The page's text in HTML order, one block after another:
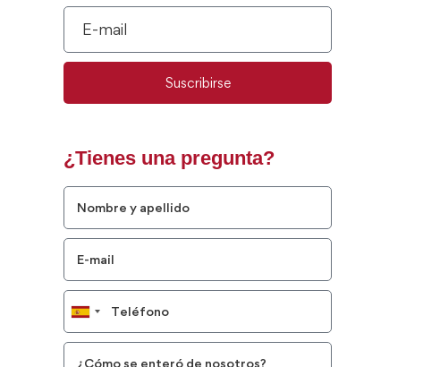
Suscribirse
¿Tienes una pregunta?
Spain
+34